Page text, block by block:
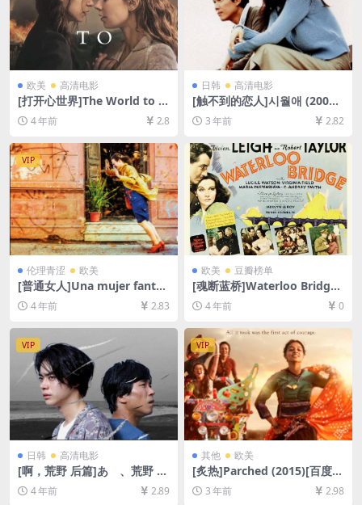
欧美 高清电影
[打开心世界]The World to C
ome (2020)[百度网盘+迅雷云
盘资源1080P超清未删减][MP
4/6.2GB][中文字幕]
4 年前 2.8
日韩 高清电影
[触不到的恋人]시월애 (2000)
[百度网盘+迅雷云盘资源1080
P超清未删减][MP4/6GB][韩
语中字]
3 年前 2.82
VIP
伦理青涩 欧美
[普通女人]Una mujer fantás
tica (2017)[百度网盘+迅雷云
盘资源1080P超清未删减][MP
4/6.7GB][中文字幕]
4 年前 2.83
欧美 豆瓣榜单
[魂断蓝桥]Waterloo Bridge
(1940)[百度网盘+迅雷云盘资
源1080P超清未删减][MP4/6
GB][中英字幕]
4 年前 0
VIP
日韩 高清电影
[啊，荒野 后篇]あゝ、荒野 後
篇 (2017)[百度网盘+迅雷云盘
资源1080P超清未删减][MP4/
4 年前 2.89
VIP
其他 欧美
[炙热]Parched (2015)[百度网
盘+夸克网盘1080P超清未删
减资源][网盘在线播放/下载]
3 年前 2.98